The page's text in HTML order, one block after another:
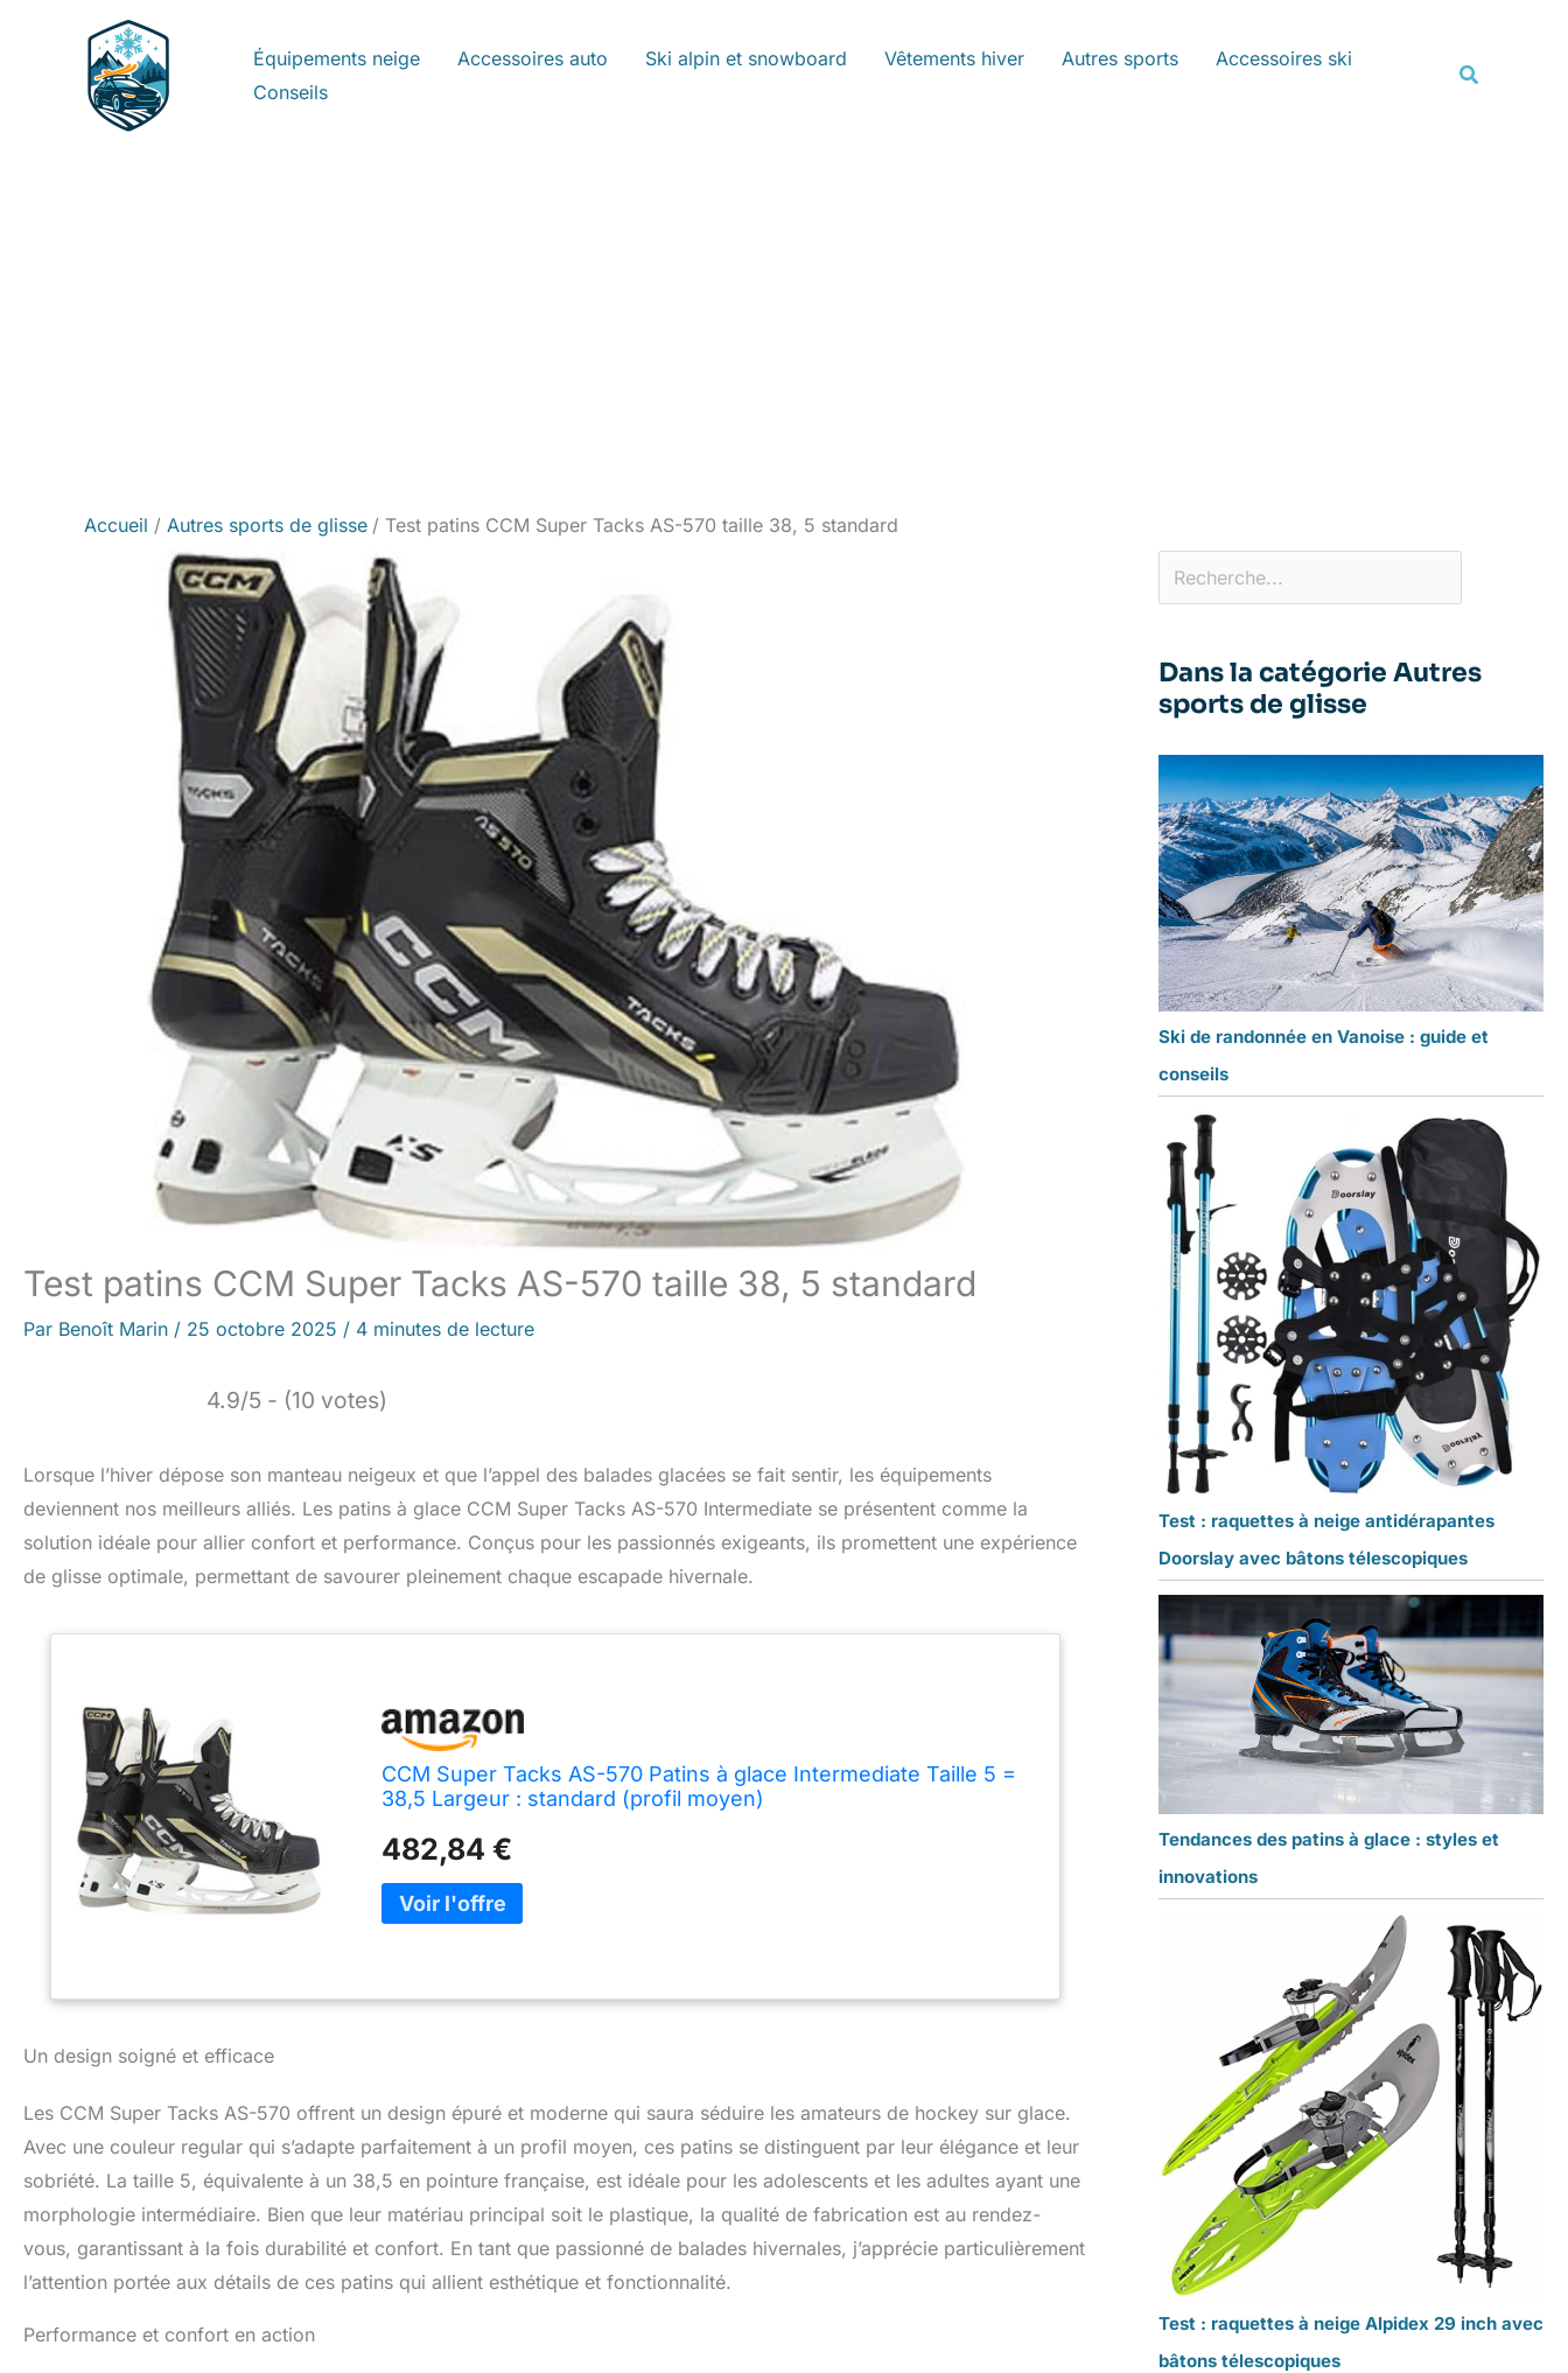
Équipements neige Accessoires auto Ski alpin et snowboard Vêtements hiver Autres sports
Accessoires ski
Conseils
Accueil Autres sports de glisse Test patins CCM Super Tacks AS-570 taille 38, 5 standard
Test patins CCM Super Tacks AS-570 taille 38, 5 standard
Par Benoît Marin / 25 octobre 2025 / 4 minutes de lecture
4.9/5 - (10 votes)
Lorsque l’hiver dépose son manteau neigeux et que l’appel des balades glacées se fait sentir, les équipements
deviennent nos meilleurs alliés. Les patins à glace CCM Super Tacks AS-570 Intermediate se présentent comme la
solution idéale pour allier confort et performance. Conçus pour les passionnés exigeants, ils promettent une expérience
de glisse optimale, permettant de savourer pleinement chaque escapade hivernale.
CCM Super Tacks AS-570 Patins à glace Intermediate Taille 5 =
38,5 Largeur : standard (profil moyen)
482,84 €
Un design soigné et efficace
Les CCM Super Tacks AS-570 offrent un design épuré et moderne qui saura séduire les amateurs de hockey sur glace.
Avec une couleur regular qui s’adapte parfaitement à un profil moyen, ces patins se distinguent par leur élégance et leur
sobriété. La taille 5, équivalente à un 38,5 en pointure française, est idéale pour les adolescents et les adultes ayant une
morphologie intermédiaire. Bien que leur matériau principal soit le plastique, la qualité de fabrication est au rendez-
vous, garantissant à la fois durabilité et confort. En tant que passionné de balades hivernales, j’apprécie particulièrement
l’attention portée aux détails de ces patins qui allient esthétique et fonctionnalité.
Performance et confort en action
Dans la catégorie Autres
sports de glisse
Ski de randonnée en Vanoise : guide et
conseils
Test : raquettes à neige antidérapantes
Doorslay avec bâtons télescopiques
Tendances des patins à glace : styles et
innovations
Test : raquettes à neige Alpidex 29 inch avec
bâtons télescopiques